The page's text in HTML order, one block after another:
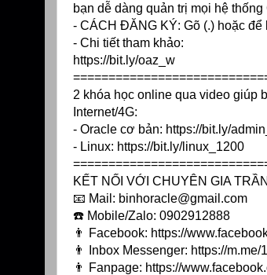
bạn dễ dàng quản trị mọi hệ
- CÁCH ĐĂNG KÝ: Gõ (.) hoặc
- Chi tiết tham khảo:
https://bit.ly/oaz_w
2 khóa học online qua video giúp
Internet/4G:
- Oracle cơ bản: https://bit.ly/
- Linux: https://bit.ly/linux_1200
KẾT NỐI VỚI CHUYÊN GIA
📧 Mail: binhoracle@gmail.com
☎️ Mobile/Zalo: 0902912888
👨 Facebook: https://
👨 Inbox Messenger: https://
👨 Fanpage: https://